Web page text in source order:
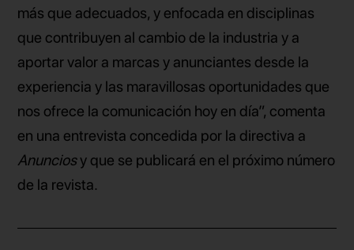
más que adecuados, y enfocada en disciplinas
que contribuyen al cambio de la industria y a
aportar valor a marcas y anunciantes desde la
experiencia y las maravillosas oportunidades que
nos ofrece la comunicación hoy en día”, comenta
en una entrevista concedida por la directiva a
Anunciosy que se publicará en el próximo número
de la revista.